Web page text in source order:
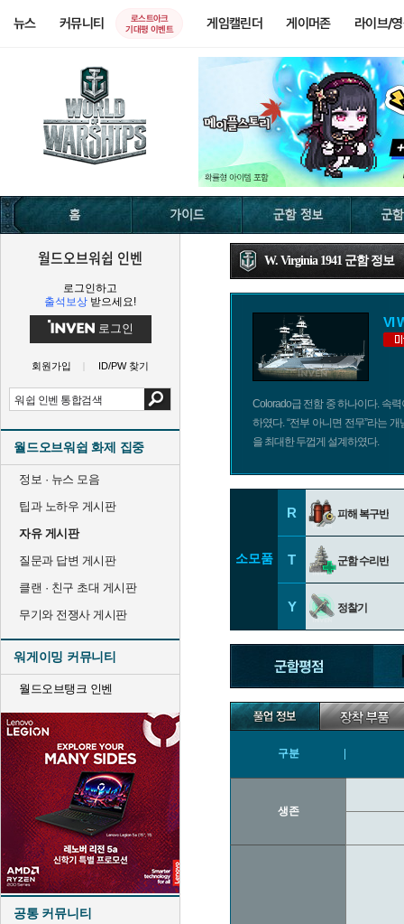
뉴스 커뮤니티
로스트아크
기대평 이벤트
게임캘린더 게이머존 라이브/
월드오브워쉽 인벤
로그인하고
출석보상 받으세요!
로그인
회원가입 ID/PW 찾기
월드오브워쉽 화제 집중
정보 · 뉴스 모음
팁과 노하우 게시판
자유 게시판
질문과 답변 게시판
클랜 · 친구 초대 게시판
무기와 전쟁사 게시판
워게이밍 커뮤니티
월드오브탱크 인벤
공통 커뮤니티
W. Virginia 1941 군함 정보
VI
Colorado급 전함 중 하나이다. 속
하였다. “전부 아니면 전무”라는
을 최대한 두껍게 설계하였다.
소모품
R 피해 복구반
T 군함 수리반
Y 정찰기
구분
생존